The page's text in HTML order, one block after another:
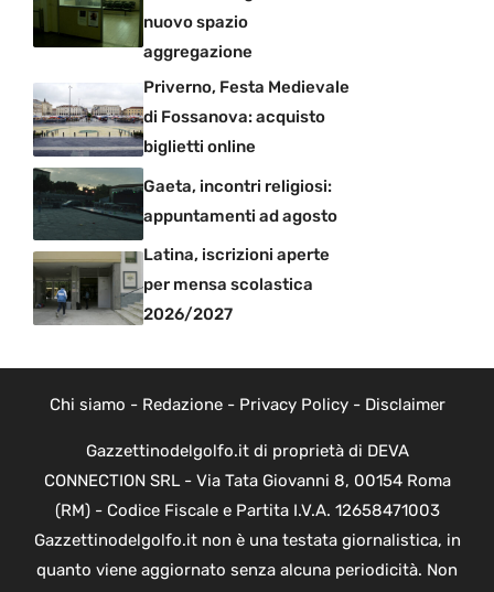
nuovo spazio
aggregazione
Priverno, Festa Medievale
di Fossanova: acquisto
biglietti online
Gaeta, incontri religiosi:
appuntamenti ad agosto
Latina, iscrizioni aperte
per mensa scolastica
2026/2027
Chi siamo - Redazione- Privacy Policy- Disclaimer
Gazzettinodelgolfo.it di proprietà di DEVA
CONNECTION SRL - Via Tata Giovanni 8, 00154 Roma
(RM) - Codice Fiscale e Partita I.V.A. 12658471003
Gazzettinodelgolfo.it non è una testata giornalistica, in
quanto viene aggiornato senza alcuna periodicità. Non